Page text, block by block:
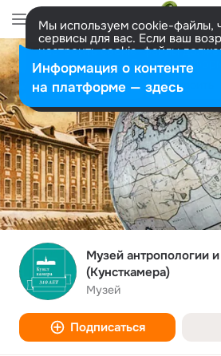
Мы используем cookie-файлы,
сервисы для вас. Если ваш
настроить cookie-файлы
представитель. Больше
Разрешить все Настроить
Музей антропологии
(Кунсткамера)
Музей
Подписаться
Информация о контенте
на платформе — здесь